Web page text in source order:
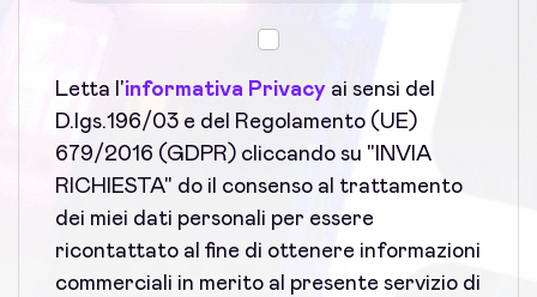
Letta l'informativa Privacy ai sensi del
D.lgs.196/03 e del Regolamento (UE)
679/2016 (GDPR) cliccando su "INVIA
RICHIESTA" do il consenso al trattamento
dei miei dati personali per essere
ricontattato al fine di ottenere informazioni
commerciali in merito al presente servizio di